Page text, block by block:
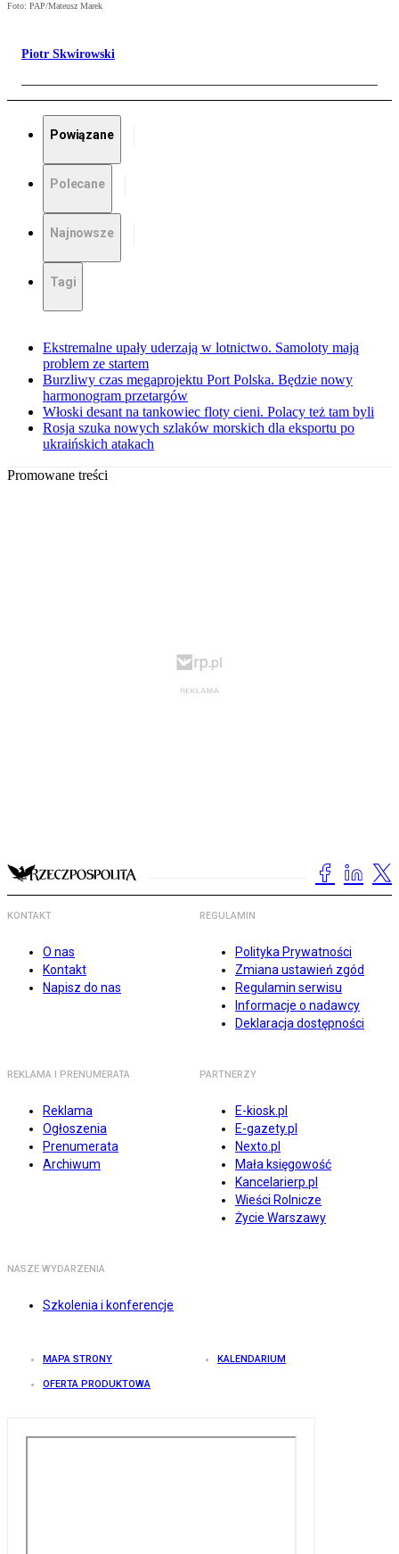
Foto: PAP/Mateusz Marek
Piotr Skwirowski
Powiązane
Polecane
Najnowsze
Tagi
Ekstremalne upały uderzają w lotnictwo. Samoloty mają
problem ze startem
Burzliwy czas megaprojektu Port Polska. Będzie nowy
harmonogram przetargów
Włoski desant na tankowiec floty cieni. Polacy też tam byli
Rosja szuka nowych szlaków morskich dla eksportu po
ukraińskich atakach
Promowane treści
KONTAKT
O nas
Kontakt
Napisz do nas
REGULAMIN
Polityka Prywatności
Zmiana ustawień zgód
Regulamin serwisu
Informacje o nadawcy
Deklaracja dostępności
REKLAMA I PRENUMERATA
Reklama
Ogłoszenia
Prenumerata
Archiwum
PARTNERZY
E-kiosk.pl
E-gazety.pl
Nexto.pl
Mała księgowość
Kancelarierp.pl
Wieści Rolnicze
Życie Warszawy
NASZE WYDARZENIA
Szkolenia i konferencje
MAPA STRONY KALENDARIUM
OFERTA PRODUKTOWA